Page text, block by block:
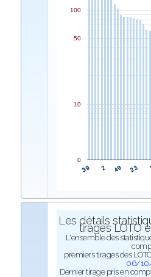
39 2 49 23
0
10
50
100
Les détails
tirages LOTO
L'ensemble des
premiers tirages des
06/
Dernier tirage pris en